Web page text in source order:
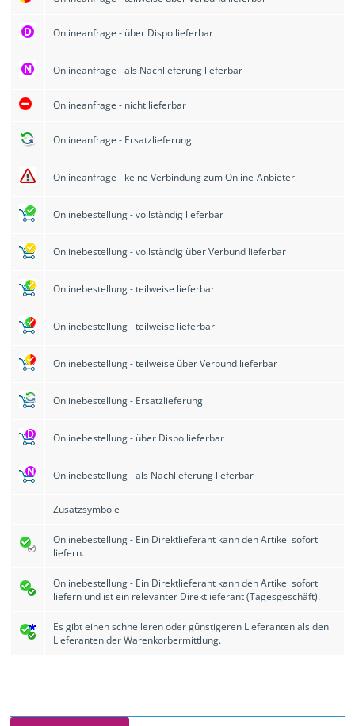
Onlineanfrage - über Dispo lieferbar
Onlineanfrage - als Nachlieferung lieferbar
Onlineanfrage - nicht lieferbar
Onlineanfrage - Ersatzlieferung
Onlineanfrage - keine Verbindung zum Online-Anbieter
Onlinebestellung - vollständig lieferbar
Onlinebestellung - vollständig über Verbund lieferbar
Onlinebestellung - teilweise lieferbar
Onlinebestellung - teilweise lieferbar
Onlinebestellung - teilweise über Verbund lieferbar
Onlinebestellung - Ersatzlieferung
Onlinebestellung - über Dispo lieferbar
Onlinebestellung - als Nachlieferung lieferbar
Zusatzsymbole
Onlinebestellung - Ein Direktlieferant kann den Artikel sofort
liefern.
Onlinebestellung - Ein Direktlieferant kann den Artikel sofort
liefern und ist ein relevanter Direktlieferant (Tagesgeschäft).​
Es gibt einen schnelleren oder günstigeren Lieferanten als den
Lieferanten der Warenkorbermittlung.